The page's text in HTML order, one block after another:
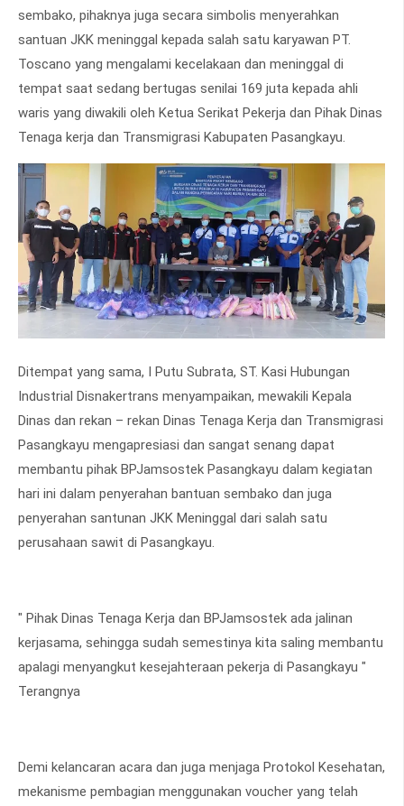
sembako, pihaknya juga secara simbolis menyerahkan
santuan JKK meninggal kepada salah satu karyawan PT.
Toscano yang mengalami kecelakaan dan meninggal di
tempat saat sedang bertugas senilai 169 juta kepada ahli
waris yang diwakili oleh Ketua Serikat Pekerja dan Pihak Dinas
Tenaga kerja dan Transmigrasi Kabupaten Pasangkayu.
Ditempat yang sama, I Putu Subrata, ST. Kasi Hubungan
Industrial Disnakertrans menyampaikan, mewakili Kepala
Dinas dan rekan – rekan Dinas Tenaga Kerja dan Transmigrasi
Pasangkayu mengapresiasi dan sangat senang dapat
membantu pihak BPJamsostek Pasangkayu dalam kegiatan
hari ini dalam penyerahan bantuan sembako dan juga
penyerahan santunan JKK Meninggal dari salah satu
perusahaan sawit di Pasangkayu.
" Pihak Dinas Tenaga Kerja dan BPJamsostek ada jalinan
kerjasama, sehingga sudah semestinya kita saling membantu
apalagi menyangkut kesejahteraan pekerja di Pasangkayu "
Terangnya
Demi kelancaran acara dan juga menjaga Protokol Kesehatan,
mekanisme pembagian menggunakan voucher yang telah